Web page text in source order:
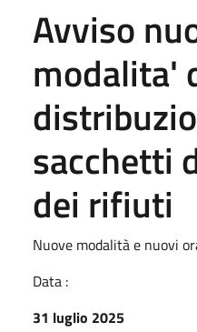
Avviso
modalita'
sacchetti
dei rifiuti
Nuove modalità e nuovi
Data :
31 luglio 2025